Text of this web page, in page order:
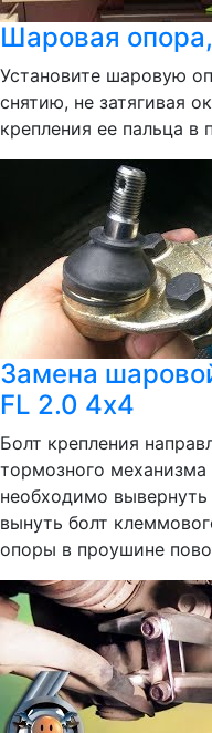
Шаровая
Установите шаровую
снятию, не затягивая
крепления ее пальца в
Замена
FL 2.0 4х4
Болт крепления
тормозного
необходимо вывернуть
вынуть болт
опоры в проушине